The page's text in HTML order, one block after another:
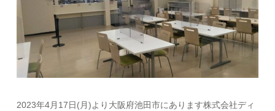
2023年4月17日(月)より大阪府池田市にあります株式会社ディ